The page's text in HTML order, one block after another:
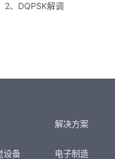
2、DQPSK解调
设备
解决方案
电子制造